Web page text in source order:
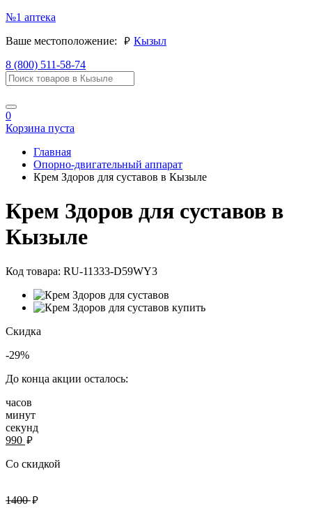
№1 аптека
Ваше местоположение:
руб. Кызыл
8 (800) 511-58-74
0
Корзина пуста
Главная
Опорно-двигательный аппарат
Крем Здоров для суставов в Кызыле
Крем Здоров для суставов в
Кызыле
Код товара: RU-11333-D59WY3
Скидка
-29%
До конца акции осталось:
часов
минут
секунд
990 руб.
Со скидкой
1400руб.